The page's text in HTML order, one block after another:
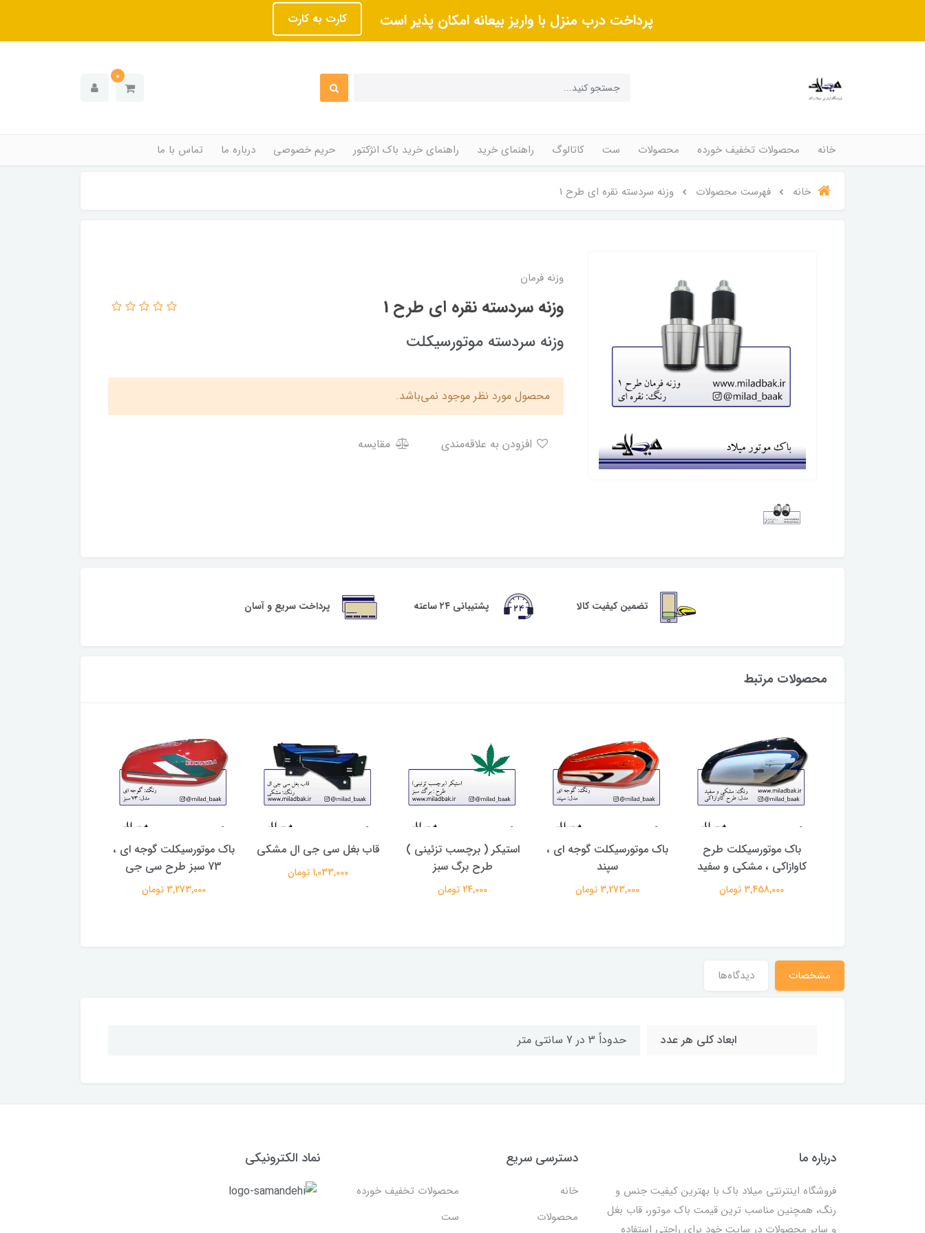
پرداخت درب منزل با واریز بیعانه امکان پذیر است کارت به کارت
0
خانه محصولات تخفیف خورده محصولات ست کاتالوگ راهنمای خرید راهنمای خرید باک انژکتور حریم خصوصی درباره ما تماس با ما
خانه فهرست محصولات وزنه سردسته نقره ای طرح 1
وزنه فرمان
وزنه سردسته نقره ای طرح 1
وزنه سردسته موتورسیکلت
محصول مورد نظر موجود نمی‌باشد.
مقایسه
تضمین کیفیت کالا پشتیبانی ۲۴ ساعته پرداخت سریع و آسان
محصولات مرتبط
باک موتورسیکلت طرح
کاوازاکی ، مشکی و سفید
3,458,000 تومان
باک موتورسیکلت گوجه ای ،
سپند
3,273,000 تومان
استیکر ( برچسب تزئینی )
طرح برگ سبز
24,000 تومان
قاب بغل سی جی ال مشکی
1,033,000 تومان
باک موتورسیکلت گوجه ای ،
73 سبز طرح سی جی
3,273,000 تومان
مشخصات دیدگاه‌ها
ابعاد کلی هر عدد حدوداً 3 در 7 سانتی متر
درباره ما
فروشگاه اینترنتی میلاد باک با بهترین کیفیت جنس و
رنگ، همچنین مناسب ترین قیمت باک موتور، قاب بغل
و سایر محصولات در سایت خود برای راحتی استفاده
دسترسی سریع
خانه
محصولات تخفیف خورده
محصولات
ست
نماد الکترونیکی